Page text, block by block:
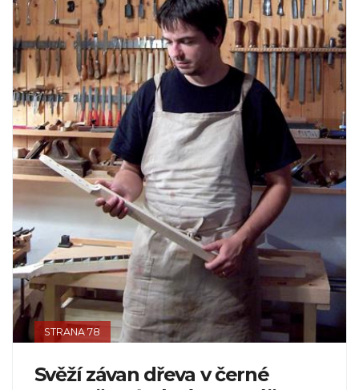
STRANA 78
Svěží závan dřeva v černé